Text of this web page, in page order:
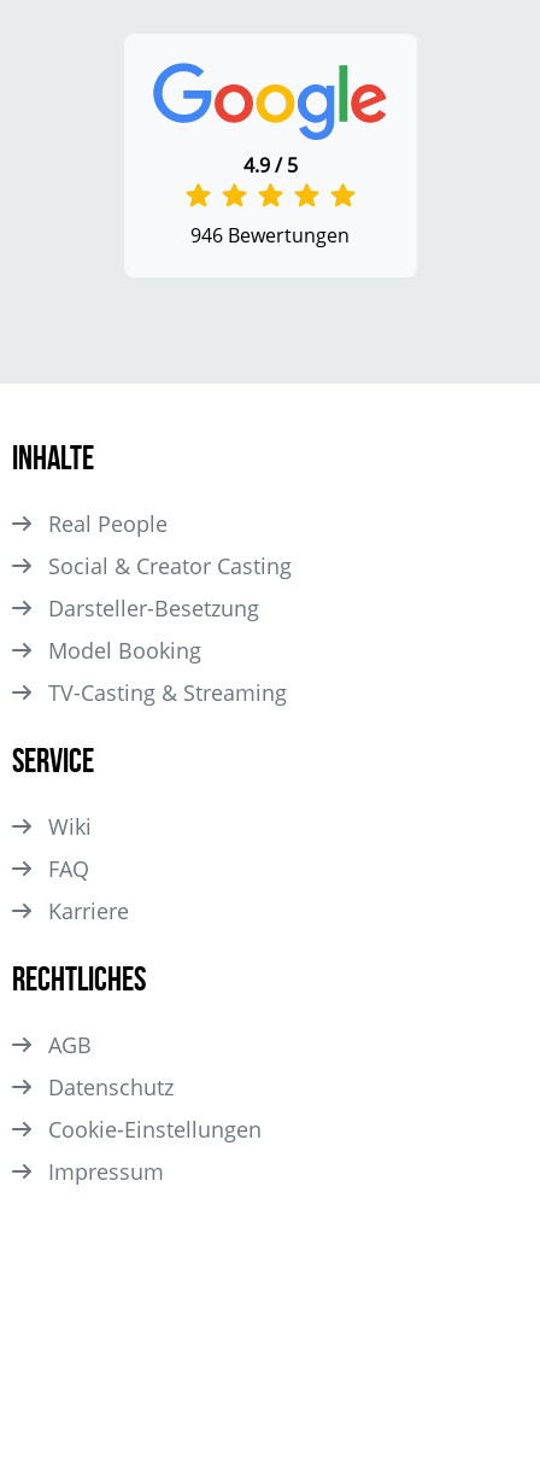
4.9 / 5
946 Bewertungen
Inhalte
Real People
Social & Creator Casting
Darsteller­-Besetzung
Model Booking
TV-Casting & Streaming
Service
Wiki
FAQ
Karriere
Rechtliches
AGB
Datenschutz
Cookie-Einstellungen
Impressum